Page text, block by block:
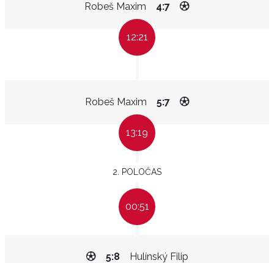
Robeš Maxim 4:7
12:21
Robeš Maxim 5:7
13:19
2. POLOČAS
00:51
Hulínský Filip
5:8